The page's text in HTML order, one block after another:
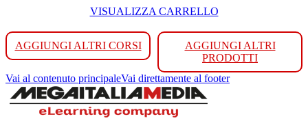
VISUALIZZA CARRELLO
AGGIUNGI ALTRI CORSI
AGGIUNGI ALTRI
PRODOTTI
Vai al contenuto principaleVai direttamente al footer